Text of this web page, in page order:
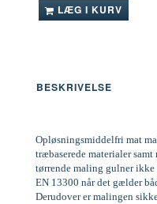
LÆG I KURV
BESKRIVELSE
Opløsningsmiddelfri mat
træbaserede materialer
tørrende maling gulner ikke
EN 13300 når det gælder
Derudover er malingen